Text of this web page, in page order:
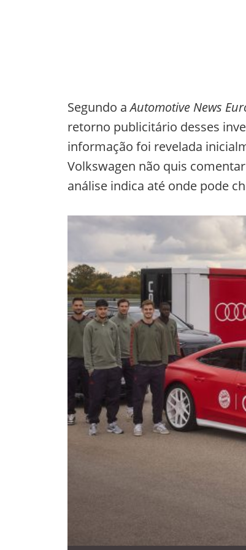
Segundo aAutomotive News
retorno publicitário desses
informação foi revelada
Volkswagen não quis
análise indica até onde pode